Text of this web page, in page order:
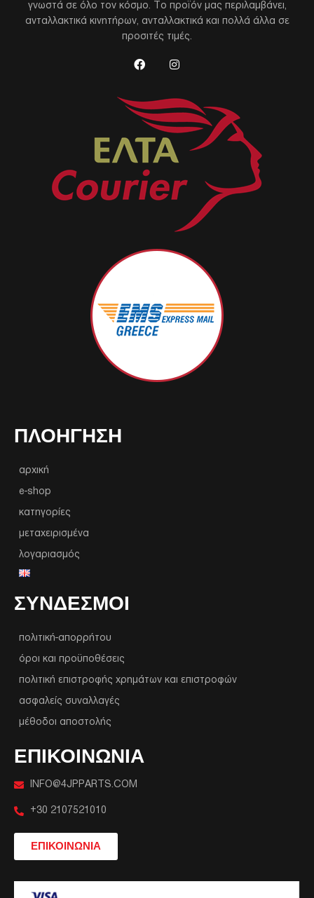
γνωστά σε όλο τον κόσμο. Το προϊόν μας περιλαμβάνει,
ανταλλακτικά κινητήρων, ανταλλακτικά και πολλά άλλα σε
προσιτές τιμές.
ΠΛΟΉΓΗΣΗ
αρχική
e-shop
κατηγορίες
μεταχειρισμένα
λογαριασμός
ΣΥΝΔΕΣΜΟΙ
πολιτική-απορρήτου
όροι και προϋποθέσεις
πολιτική επιστροφής χρημάτων και επιστροφών
ασφαλείς συναλλαγές
μέθοδοι αποστολής
ΕΠΙΚΟΙΝΩΝΙΑ
INFO@4JPPARTS.COM
+30 2107521010
ΕΠΙΚΟΙΝΩΝΙΑ